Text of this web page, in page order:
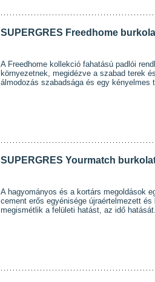
SUPERGRES Freedhome
A Freedhome kollekció fahatású padlói
környezetnek, megidézve a szabad terek
álmodozás szabadsága és egy kényelmes
SUPERGRES Yourmatch
A hagyományos és a kortárs megoldások
cement erős egyénisége újraértelmezett
megismétlik a felületi hatást, az idő hatását.